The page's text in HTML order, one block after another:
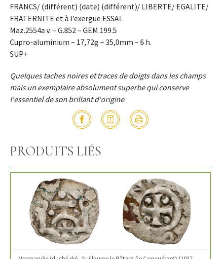
FRANCS/ (différent) (date) (différent)/ LIBERTE/ EGALITE/
FRATERNITE et à l’exergue ESSAI.
Maz.2554a v. – G.852 – GEM.199.5
Cupro-aluminium – 17,72g – 35,0mm – 6 h.
SUP+
Quelques taches noires et traces de doigts dans les champs
mais un exemplaire absolument superbe qui conserve
l'essentiel de son brillant d'origine
PRODUITS LIÉS